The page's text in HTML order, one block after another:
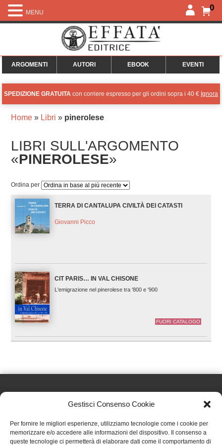
Gestisci Consenso Cookie
Per fornire le migliori esperienze, utilizziamo tecnologie come i cookie per
memorizzare e/o accedere alle informazioni del dispositivo. Il consenso a
queste tecnologie ci permetterà di elaborare dati come il comportamento di
0
ARGOMENTI AUTORI EBOOK EVENTI
SPEDIZIONE GRATUITA con corriere espresso per gli ordini sopra i 40 € Ignora
Home» Libri » pinerolese
LIBRI SULL'ARGOMENTO
«PINEROLESE»
Ordina per
TERRA DI CANTALUPA CIVILTÀ DEI CATASTI
Giovanni Picco
CIT PARIS… IN VAL CHISONE
L'emigrazione nel pinerolese tra '800 e '900
FUORI CATALOGO
Effatà Editrice di Pellegrino Paolo SAS
C.F. e P.IVA 09655250018
MENU